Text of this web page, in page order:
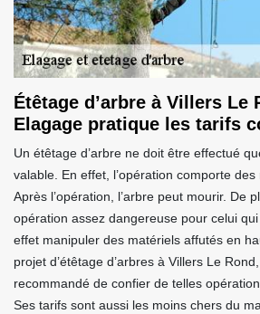
Étêtage d’arbre à Villers Le
Elagage pratique les tarifs
Un étêtage d’arbre ne doit être effectué
valable. En effet, l’opération comporte des
Après l’opération, l’arbre peut mourir. De
opération assez dangereuse pour celui
effet manipuler des matériels affutés en
projet d’étêtage d’arbres à Villers Le
recommandé de confier de telles
Ses tarifs sont aussi les moins chers du